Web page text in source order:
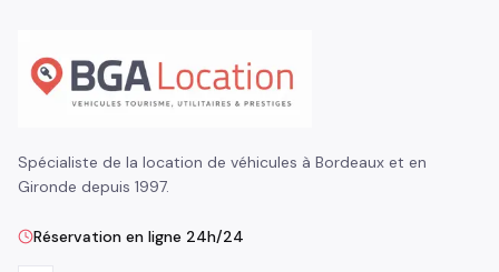
Spécialiste de la location de véhicules à Bordeaux et en
Gironde depuis 1997.
Réservation en ligne 24h/24